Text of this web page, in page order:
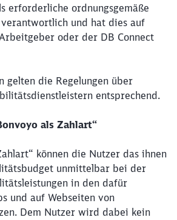
erforderliche ordnungsgemäße
und hat dies auf
oder der DB Connect
gelten die Regelungen über
entsprechend.
als Zahlart“
können die Nutzer das ihnen
unmittelbar bei der
in den dafür
und auf Webseiten von
Dem Nutzer wird dabei kein
Schließen
Sie zuweitergeleitet